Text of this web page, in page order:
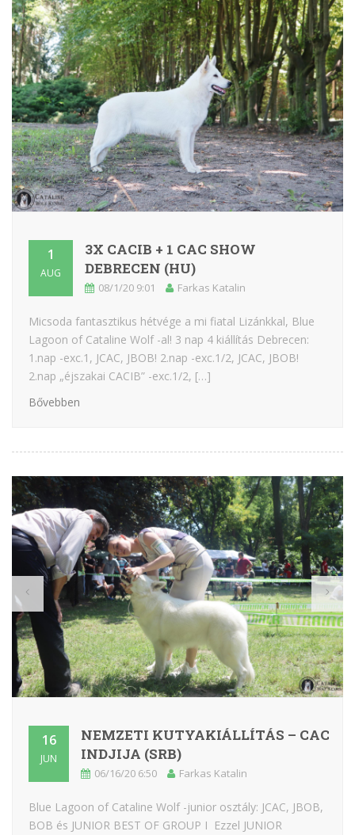
1
AUG
3X CACIB + 1 CAC SHOW
DEBRECEN (HU)
08/1/20 9:01 Farkas Katalin
Micsoda fantasztikus hétvége a mi fiatal Lizánkkal, Blue
Lagoon of Cataline Wolf -al! 3 nap 4 kiállítás Debrecen:
1.nap -exc.1, JCAC, JBOB! 2.nap -exc.1/2, JCAC, JBOB!
2.nap „éjszakai CACIB” -exc.1/2, […]
Bővebben
16
JUN
NEMZETI KUTYAKIÁLLÍTÁS – CAC
INDJIJA (SRB)
06/16/20 6:50 Farkas Katalin
Blue Lagoon of Cataline Wolf -junior osztály: JCAC, JBOB,
BOB és JUNIOR BEST OF GROUP I Ezzel JUNIOR